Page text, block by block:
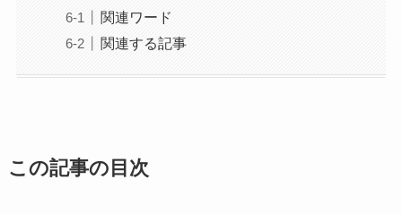
関連ワード
関連する記事
この記事の目次